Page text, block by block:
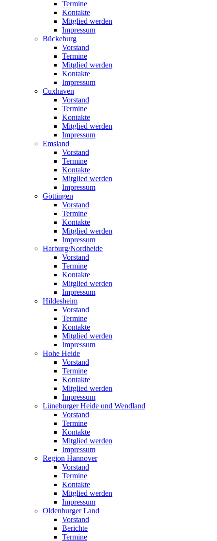
Termine
Kontakte
Mitglied werden
Impressum
Bückeburg
Vorstand
Termine
Mitglied werden
Kontakte
Impressum
Cuxhaven
Vorstand
Termine
Kontakte
Mitglied werden
Impressum
Emsland
Vorstand
Termine
Kontakte
Mitglied werden
Impressum
Göttingen
Vorstand
Termine
Kontakte
Mitglied werden
Impressum
Harburg/Nordheide
Vorstand
Termine
Kontakte
Mitglied werden
Impressum
Hildesheim
Vorstand
Termine
Kontakte
Mitglied werden
Impressum
Hohe Heide
Vorstand
Termine
Kontakte
Mitglied werden
Impressum
Lüneburger Heide und Wendland
Vorstand
Termine
Kontakte
Mitglied werden
Impressum
Region Hannover
Vorstand
Termine
Kontakte
Mitglied werden
Impressum
Oldenburger Land
Vorstand
Berichte
Termine